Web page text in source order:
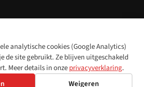
rechten voorbehouden. Cookie settings
Italiano 简体中文PolskiFrançais
analytische cookies (Google Analytics)
de site gebruikt. Ze blijven uitgeschakeld
Meer details in onzeprivacyverklaring.
Weigeren